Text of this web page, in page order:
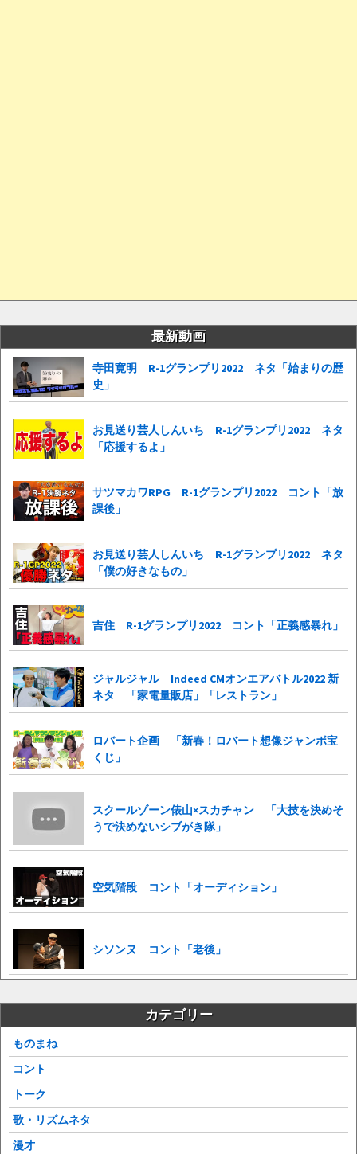
最新動画
寺田寛明 R-1グランプリ2022 ネタ「始まりの歴
史」
お見送り芸人しんいち R-1グランプリ2022 ネタ
「応援するよ」
サツマカワRPG R-1グランプリ2022 コント「放
課後」
お見送り芸人しんいち R-1グランプリ2022 ネタ
「僕の好きなもの」
吉住 R-1グランプリ2022 コント「正義感暴れ」
ジャルジャル Indeed CMオンエアバトル2022 新
ネタ 「家電量販店」「レストラン」
ロバート企画 「新春！ロバート想像ジャンボ宝
くじ」
スクールゾーン俵山×スカチャン 「大技を決めそ
うで決めないシブがき隊」
空気階段 コント「オーディション」
シソンヌ コント「老後」
カテゴリー
ものまね
コント
トーク
歌・リズムネタ
漫才